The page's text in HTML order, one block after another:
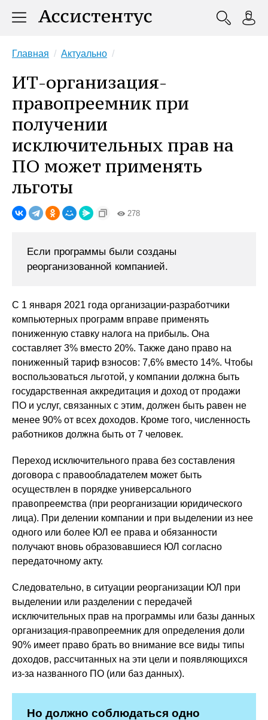
Главная Актуально
ИТ-организация-
правопреемник при
получении
исключительных прав на
ПО может применять
льготы
278
Если программы были созданы
реорганизованной компанией.
С 1 января 2021 года организации-разработчики
компьютерных программ вправе применять
пониженную ставку налога на прибыль. Она
составляет 3% вместо 20%. Также дано право на
пониженный тариф взносов: 7,6% вместо 14%. Чтобы
воспользоваться льготой, у компании должна быть
государственная аккредитация и доход от продажи
ПО и услуг, связанных с этим, должен быть равен не
менее 90% от всех доходов. Кроме того, численность
работников должна быть от 7 человек.
Переход исключительного права без составления
договора с правообладателем может быть
осуществлен в порядке универсального
правопреемства (при реорганизации юридического
лица). При делении компании и при выделении из нее
одного или более ЮЛ ее права и обязанности
получают вновь образовавшиеся ЮЛ согласно
передаточному акту.
Следовательно, в ситуации реорганизации ЮЛ при
выделении или разделении с передачей
исключительных прав на программы или базы данных
организация-правопреемник для определения доли
90% имеет право брать во внимание все виды типы
доходов, рассчитанных на эти цели и появляющихся
из-за названного ПО (или баз данных).
Но должно соблюдаться одно